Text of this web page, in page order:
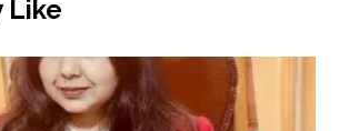
Like